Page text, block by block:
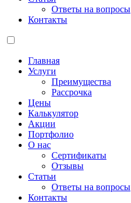
Ответы на вопросы
Контакты
Главная
Услуги
Преимущества
Рассрочка
Цены
Калькулятор
Акции
Портфолио
О нас
Сертификаты
Отзывы
Статьи
Ответы на вопросы
Контакты